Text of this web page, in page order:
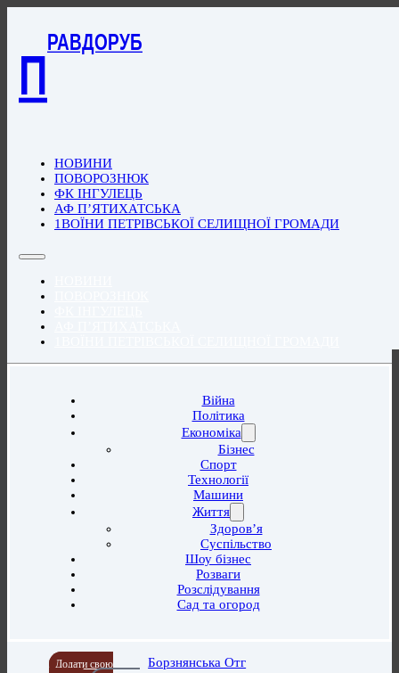
П
РАВДОРУБ
НОВИНИ
ПОВОРОЗНЮК
ФК ІНГУЛЕЦЬ
АФ П’ЯТИХАТСЬКА
1ВОЇНИ ПЕТРІВСЬКОЇ СЕЛИЩНОЇ ГРОМАДИ
Війна
Політика
Економіка
Бізнес
Спорт
Технології
Машини
Життя
Здоров’я
Суспільство
Шоу бізнес
Розваги
Розслідування
Сад та огород
Додати свою
Борзнянська Отг